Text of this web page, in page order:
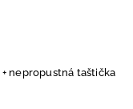
+ nepropustná taštička